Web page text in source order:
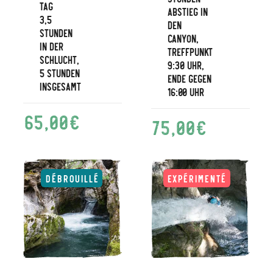
Tag
3,5
Stunden
in der
Schlucht,
5 Stunden
insgesamt
65,00€
Abstieg in
den
Canyon,
Treffpunkt
9:30 Uhr,
Ende gegen
16:00 Uhr
75,00€